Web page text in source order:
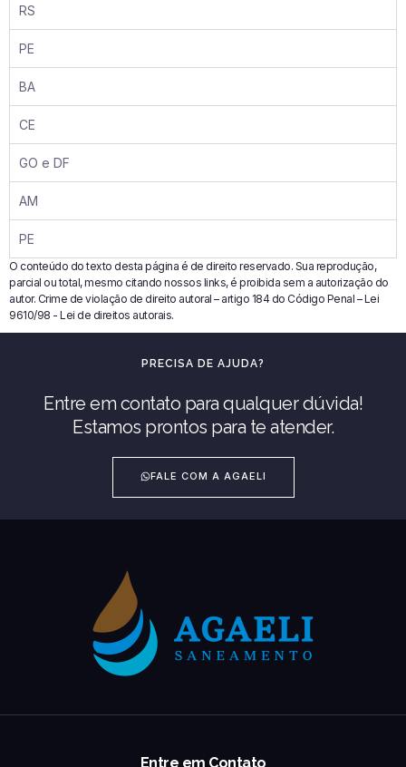
RS
PE
BA
CE
GO e DF
AM
PE
O conteúdo do texto desta página é de direito reservado. Sua reprodução,
parcial ou total, mesmo citando nossos links, é proibida sem a autorização do
autor. Crime de violação de direito autoral – artigo 184 do Código Penal – Lei
9610/98 - Lei de direitos autorais.
PRECISA DE AJUDA?
Entre em contato para qualquer dúvida!
Estamos prontos para te atender.
FALE COM A AGAELI
Entre em Contato